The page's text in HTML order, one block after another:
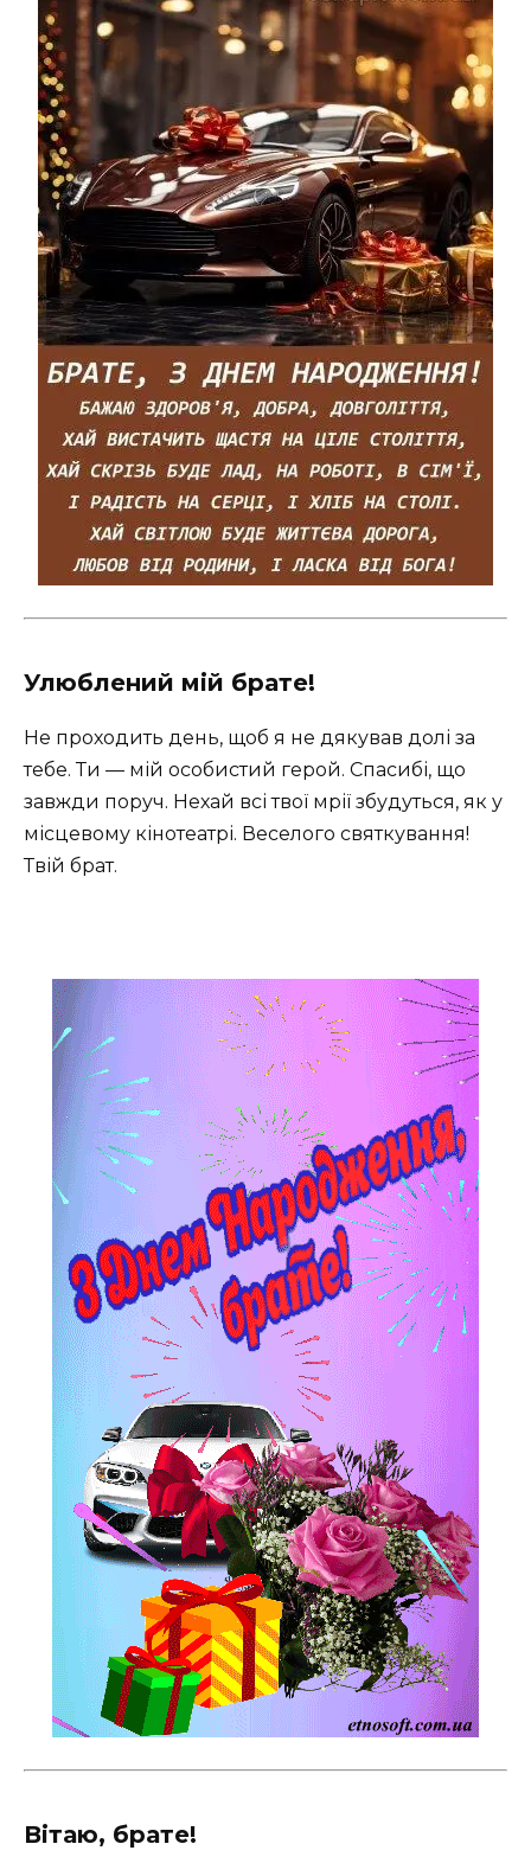
Улюблений мій брате!
Не проходить день, щоб я не дякував долі за
тебе. Ти — мій особистий герой. Спасибі, що
завжди поруч. Нехай всі твої мрії збудуться, як у
місцевому кінотеатрі. Веселого святкування!
Твій брат.
Вітаю, брате!